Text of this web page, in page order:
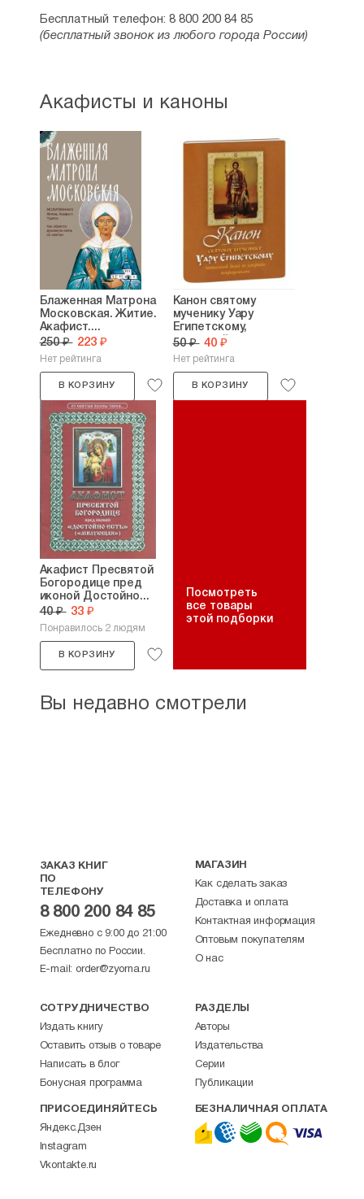
Бесплатный телефон: 8 800 200 84 85
(бесплатный звонок из любого города России)
Акафисты и каноны
Блаженная Матрона
Московская. Житие.
Акафист....
250 ₽ 223 ₽
Нет рейтинга
В КОРЗИНУ
Канон святому
мученику Уару
Египетскому,
читаемый...
50 ₽ 40 ₽
Нет рейтинга
В КОРЗИНУ
Акафист Пресвятой
Богородице пред
иконой Достойно...
40 ₽ 33 ₽
Понравилось 2 людям
В КОРЗИНУ
Посмотреть
все товары
этой подборки
Вы недавно смотрели
ЗАКАЗ КНИГ
ПО
ТЕЛЕФОНУ
8 800 200 84 85
Ежедневно с 9:00 до 21:00
Бесплатно по России.
E-mail: order@zyorna.ru
МАГАЗИН
Как сделать заказ
Доставка и оплата
Контактная информация
Оптовым покупателям
О нас
СОТРУДНИЧЕСТВО
Издать книгу
Оставить отзыв о товаре
Написать в блог
Бонусная программа
РАЗДЕЛЫ
Авторы
Издательства
Серии
Публикации
ПРИСОЕДИНЯЙТЕСЬ
Яндекс.Дзен
Instagram
Vkontakte.ru
БЕЗНАЛИЧНАЯ ОПЛАТА